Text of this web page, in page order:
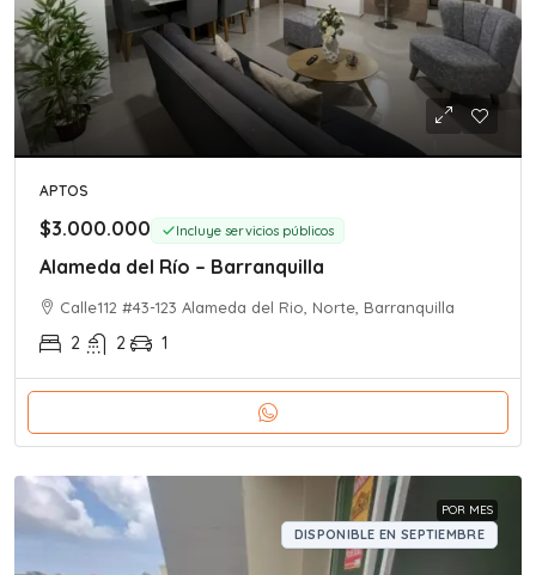
APTOS
$3.000.000 Incluye servicios públicos
Alameda del Río – Barranquilla
Calle112 #43-123 Alameda del Rio, Norte, Barranquilla
2 2 1
POR MES
DISPONIBLE EN SEPTIEMBRE